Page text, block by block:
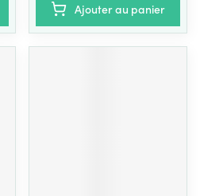
Ajouter au panier